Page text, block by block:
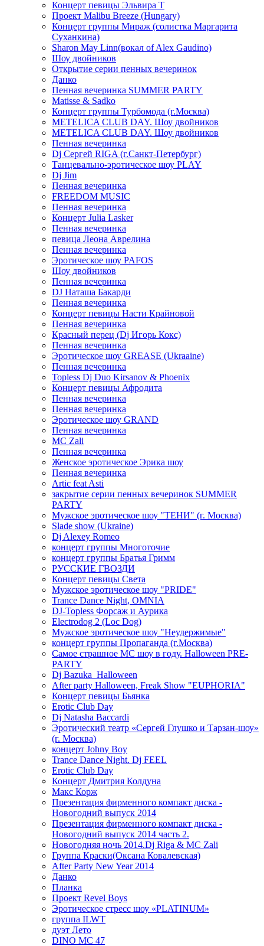
Концерт певицы Эльвира Т
Проект Malibu Breeze (Hungary)
Концерт группы Мираж (солистка Маргарита
Суханкина)
Sharon May Linn(вокал of Alex Gaudino)
Шоу двойников
Открытие серии пенных вечеринок
Данко
Пенная вечеринка SUMMER PARTY
Matisse & Sadko
Концерт группы Турбомода (г.Москва)
METELICA CLUB DAY. Шоу двойников
METELICA CLUB DAY. Шоу двойников
Пенная вечеринка
Dj Сергей RIGA (г.Санкт-Петербург)
Танцевально-эротическое шоу PLAY
Dj Jim
Пенная вечеринка
FREEDOM MUSIC
Пенная вечеринка
Концерт Julia Lasker
Пенная вечеринка
певица Леона Аврелина
Пенная вечеринка
Эротическое шоу PAFOS
Шоу двойников
Пенная вечеринка
DJ Наташа Бакарди
Пенная вечеринка
Концерт певицы Насти Крайновой
Пенная вечеринка
Красный перец (Dj Игорь Кокс)
Пенная вечеринка
Эротическое шоу GREASE (Ukraaine)
Пенная вечеринка
Topless Dj Duo Kirsanov & Phoenix
Концерт певицы Афродита
Пенная вечеринка
Пенная вечеринка
Эротическое шоу GRAND
Пенная вечеринка
MC Zali
Пенная вечеринка
Женское эротическое Эрика шоу
Пенная вечеринка
Artic feat Asti
закрытие серии пенных вечеринок SUMMER
PARTY
Мужское эротическое шоу "ТЕНИ" (г. Москва)
Slade show (Ukraine)
Dj Alexey Romeo
концерт группы Многоточие
концерт группы Братья Гримм
РУССКИЕ ГВОЗДИ
Концерт певицы Света
Мужское эротическое шоу "PRIDE"
Trance Dance Night, OMNIA
DJ-Topless Форсаж и Аурика
Electrodog 2 (Loc Dog)
Мужское эротическое шоу "Неудержимые"
концерт группы Пропаганда (г.Москва)
Самое страшное МС шоу в году. Halloween PRE-
PARTY
Dj Bazuka_Halloween
After party Halloween, Freak Show "EUPHORIA"
Концерт певицы Бьянка
Erotic Club Day
Dj Natasha Baccardi
Эротический театр «Сергей Глушко и Тарзан-шоу»
(г. Москва)
концерт Johny Boy
Trance Dance Night. Dj FEEL
Erotic Club Day
Концерт Дмитрия Колдуна
Макс Корж
Презентация фирменного компакт диска -
Новогодний выпуск 2014
Презентация фирменного компакт диска -
Новогодний выпуск 2014 часть 2.
Новогодняя ночь 2014.Dj Riga & MC Zali
Группа Краски(Оксана Ковалевская)
After Party New Year 2014
Данко
Планка
Проект Revel Boys
Эротическое стресс шоу «PLATINUM»
группа ILWT
дуэт Лето
DINO MC 47